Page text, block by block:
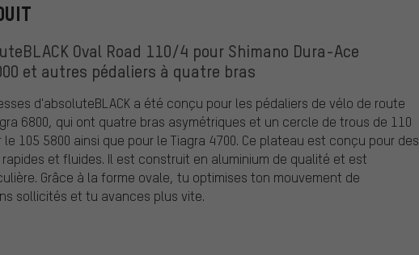
Oval Road 110/4 pour Shimano Dura-Ace
et autres pédaliers à quatre bras
d'absoluteBLACK a été conçu pour les pédaliers de vélo de route
6800, qui ont quatre bras asymétriques et un cercle de trous de 110
105 5800 ainsi que pour le Tiagra 4700. Ce plateau est conçu pour des
et fluides. Il est construit en aluminium de qualité et est
Grâce à la forme ovale, tu optimises ton mouvement de
sollicités et tu avances plus vite.